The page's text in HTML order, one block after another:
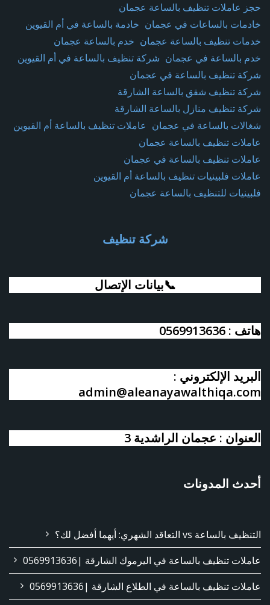
حجز عاملات تنظيف بالساعة عجمان
خادمات بالساعات في عجمان خادمة بالساعة في أم القيوين
خدمات تنظيف بالساعة عجمان خدم بالساعة عجمان
خدم بالساعة في عجمان شركة تنظيف بالساعة في أم القيوين
شركة تنظيف بالساعة في عجمان
شركة تنظيف شقق بالساعة الشارقة
شركة تنظيف منازل بالساعة الشارقة
شغالات بالساعة في عجمان عاملات تنظيف بالساعة أم القيوين
عاملات تنظيف بالساعة عجمان
عاملات تنظيف بالساعة في عجمان
عاملات فلبينيات تنظيف بالساعة أم القيوين
فلبينيات للتنظيف بالساعة عجمان
شركة تنظيف
📞بيانات الإتصال
هاتف : 0569913636
البريد الإلكتروني :
admin@aleanayawalthiqa.com
العنوان : عجمان الراشدية 3
أحدث المدونات
التنظيف بالساعة vs التعاقد الشهري: أيهما أفضل لك؟
عاملات تنظيف بالساعة في اليرموك الشارقة |0569913636
عاملات تنظيف بالساعة في الطلاع الشارقة |0569913636